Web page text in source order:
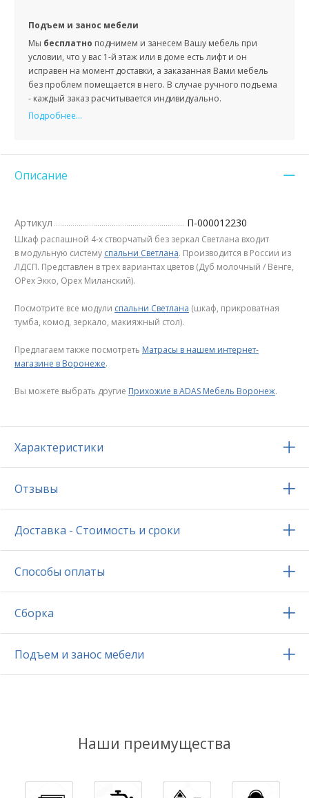
Подъем и занос мебели
Мы бесплатно поднимем и занесем Вашу мебель при
условии, что у вас 1-й этаж или в доме есть лифт и он
исправен на момент доставки, а заказанная Вами мебель
без проблем помещается в него. В случае ручного подъема
- каждый заказ расчитывается индивидуально.
Подробнее...
Описание
Артикул П-000012230
Шкаф распашной 4-х створчатый без зеркал Светлана входит
в модульную систему спальни Светлана. Производится в России из
ЛДСП. Представлен в трех вариантах цветов (Дуб молочный / Венге,
ОРех Экко, Орех Миланский).
Посмотрите все модули спальни Светлана (шкаф, прикроватная
тумба, комод, зеркало, макияжный стол).
Предлагаем также посмотреть Матрасы в нашем интернет-
магазине в Воронеже.
Вы можете выбрать другие Прихожие в ADAS Мебель Воронеж.
Характеристики
Отзывы
Доставка - Стоимость и сроки
Способы оплаты
Сборка
Подъем и занос мебели
Наши преимущества